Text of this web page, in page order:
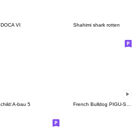
DOCA VI Shahimi shark rotten
child:A-bau 5 French Bulldog PIGU-Sticker 37